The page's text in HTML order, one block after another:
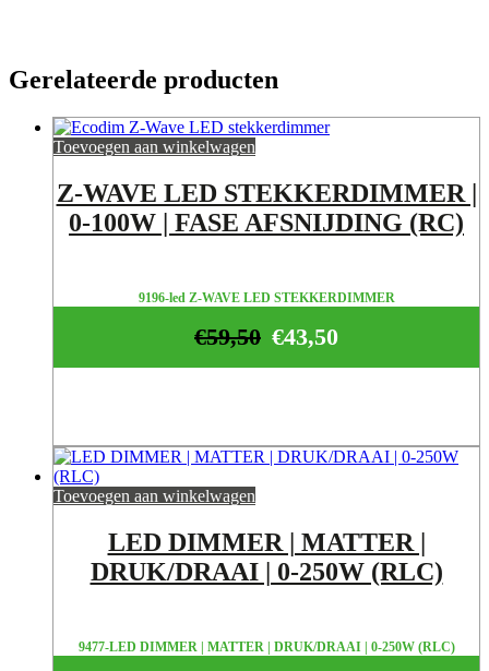
Gerelateerde producten
Toevoegen aan winkelwagen
Z-WAVE LED STEKKERDIMMER |
0-100W | FASE AFSNIJDING (RC)
9196-led Z-WAVE LED STEKKERDIMMER
€43,50
€59,50
Toevoegen aan winkelwagen
LED DIMMER | MATTER |
DRUK/DRAAI | 0-250W (RLC)
9477-LED DIMMER | MATTER | DRUK/DRAAI | 0-250W (RLC)